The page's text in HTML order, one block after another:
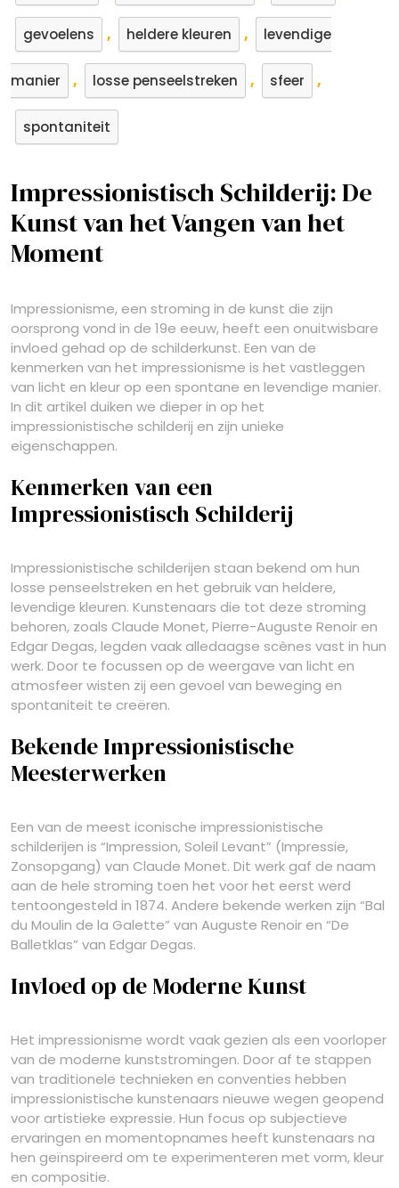
gevoelens , heldere kleuren , levendige
manier , losse penseelstreken , sfeer ,
spontaniteit
Impressionistisch Schilderij: De
Kunst van het Vangen van het
Moment
Impressionisme, een stroming in de kunst die zijn
oorsprong vond in de 19e eeuw, heeft een onuitwisbare
invloed gehad op de schilderkunst. Een van de
kenmerken van het impressionisme is het vastleggen
van licht en kleur op een spontane en levendige manier.
In dit artikel duiken we dieper in op het
impressionistische schilderij en zijn unieke
eigenschappen.
Kenmerken van een
Impressionistisch Schilderij
Impressionistische schilderijen staan bekend om hun
losse penseelstreken en het gebruik van heldere,
levendige kleuren. Kunstenaars die tot deze stroming
behoren, zoals Claude Monet, Pierre-Auguste Renoir en
Edgar Degas, legden vaak alledaagse scènes vast in hun
werk. Door te focussen op de weergave van licht en
atmosfeer wisten zij een gevoel van beweging en
spontaniteit te creëren.
Bekende Impressionistische
Meesterwerken
Een van de meest iconische impressionistische
schilderijen is “Impression, Soleil Levant” (Impressie,
Zonsopgang) van Claude Monet. Dit werk gaf de naam
aan de hele stroming toen het voor het eerst werd
tentoongesteld in 1874. Andere bekende werken zijn “Bal
du Moulin de la Galette” van Auguste Renoir en “De
Balletklas” van Edgar Degas.
Invloed op de Moderne Kunst
Het impressionisme wordt vaak gezien als een voorloper
van de moderne kunststromingen. Door af te stappen
van traditionele technieken en conventies hebben
impressionistische kunstenaars nieuwe wegen geopend
voor artistieke expressie. Hun focus op subjectieve
ervaringen en momentopnames heeft kunstenaars na
hen geïnspireerd om te experimenteren met vorm, kleur
en compositie.